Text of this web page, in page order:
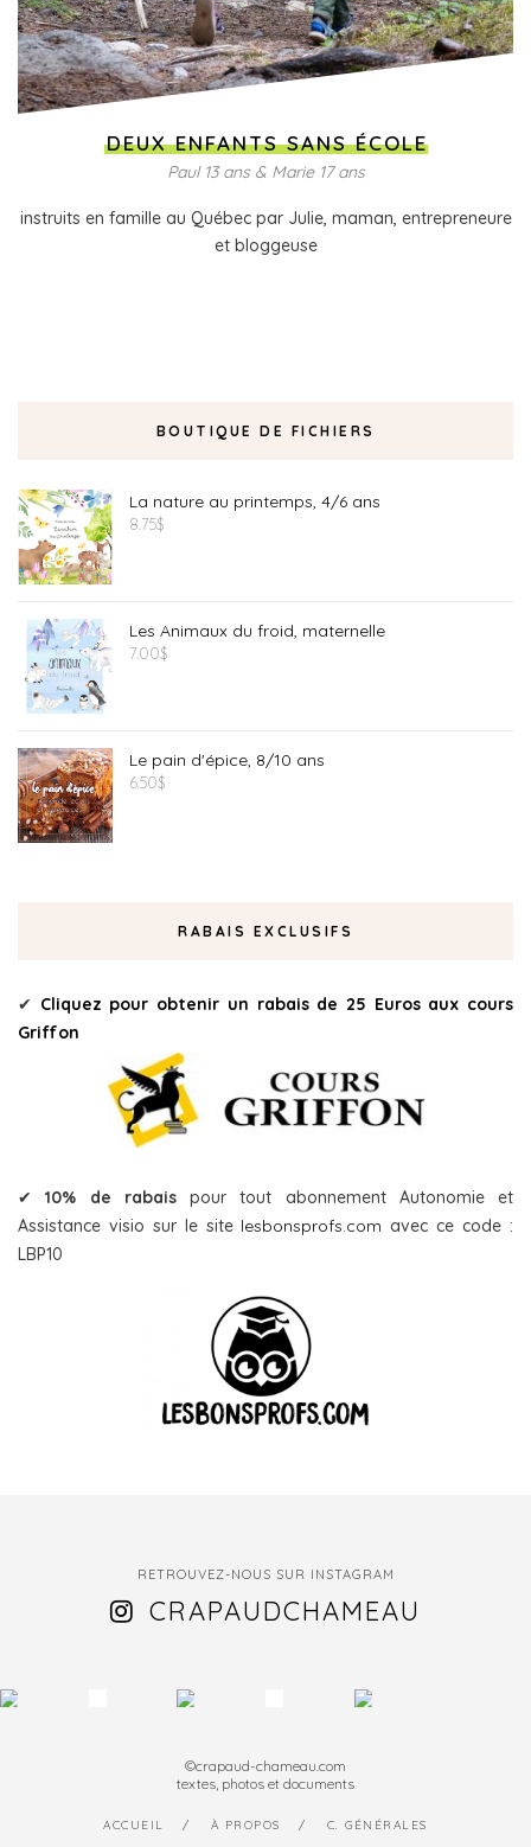
DEUX ENFANTS SANS ÉCOLE
Paul 13 ans & Marie 17 ans
instruits en famille au Québec par Julie, maman, entrepreneure
et bloggeuse
BOUTIQUE DE FICHIERS
La nature au printemps, 4/6 ans
8.75$
Les Animaux du froid, maternelle
7.00$
Le pain d'épice, 8/10 ans
6.50$
RABAIS EXCLUSIFS
✔ Cliquez pour obtenir un rabais de 25 Euros aux cours
Griffon
✔10% de rabaispour tout abonnement Autonomie et
Assistance visio sur le site lesbonsprofs.com avec ce code :
LBP10
RETROUVEZ-NOUS SUR INSTAGRAM
CRAPAUDCHAMEAU
©crapaud-chameau.com
textes, photos et documents
ACCUEIL À PROPOS C. GÉNÉRALES